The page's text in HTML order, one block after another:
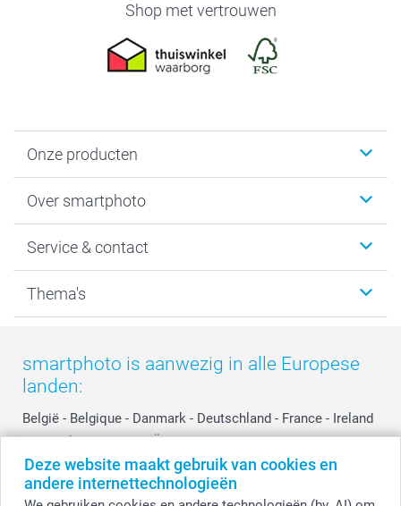
Deze website maakt gebruik van cookies en
andere internettechnologieën
Shop met vertrouwen
Onze producten
Fotoboeken
Fotocadeaus
Kaarten
Over smartphoto
Vacatures
Bestelproces
Privacy
Cookiebeleid
Reviews
Prijslijst
Investor Relations
Service & contact
Tevredenheidsgarantie
smartbonus
smartfriends
service@smartphoto.nl
Affiliate partnerprogramma
Partnerships
Influencer partnerprogramma
Thema's
Moederdag
Vaderdag
Huwelijk
smartphoto is aanwezig in alle Europese
landen:
België - Belgique - Danmark - Deutschland - France - Ireland
- Nederland - Norge - Österreich - Schweiz - Suisse -
Switzerland - Suomi - Sverige - United Kingdom -
Other Countries